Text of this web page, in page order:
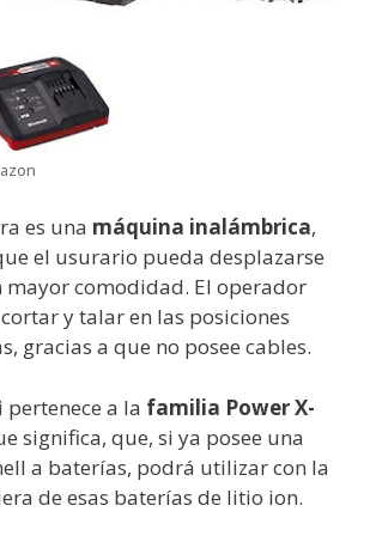
es una máquina inalámbrica,
el usurario pueda desplazarse
mayor comodidad. El operador
y talar en las posiciones
gracias a que no posee cables.
pertenece a la familia Power X-
significa, que, si ya posee una
a baterías, podrá utilizar con la
de esas baterías de litio ion.